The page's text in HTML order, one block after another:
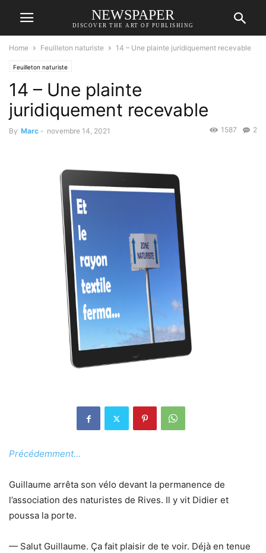
NEWSPAPER
DISCOVER THE ART OF PUBLISHING
Home Feuilleton naturiste 14 – Une plainte juridiquement recevable
Feuilleton naturiste
14 – Une plainte
juridiquement recevable
By Marc - novembre 14, 2021 2
1587
Précédemment…
Guillaume arrêta son vélo devant la permanence de
l’association des naturistes de Rives. Il y vit Didier et
poussa la porte.
— Salut Guillaume. Ça fait plaisir de te voir. Déjà en tenue